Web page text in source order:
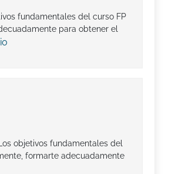
fundamentales del curso FP
para obtener el
objetivos fundamentales del
formarte adecuadamente